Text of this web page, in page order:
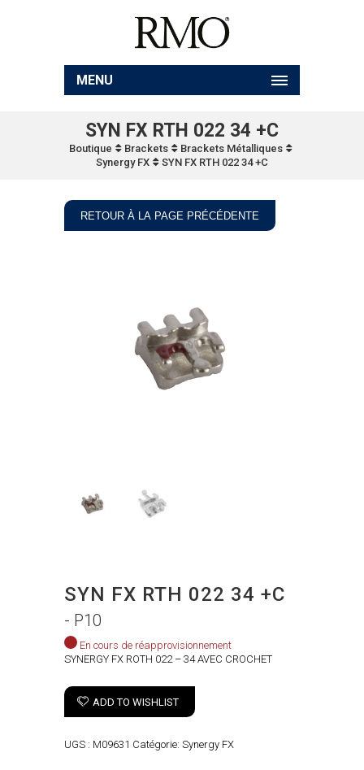
MENU
SYN FX RTH 022 34 +C
Boutique Brackets
Brackets Métalliques
Synergy FX
SYN FX RTH 022 34 +C
RETOUR À LA PAGE PRÉCÉDENTE
SYN FX RTH 022 34 +C
- P10
En cours de réapprovisionnement
SYNERGY FX ROTH 022 – 34 AVEC CROCHET
ADD TO WISHLIST
UGS : M09631 Catégorie: Synergy FX